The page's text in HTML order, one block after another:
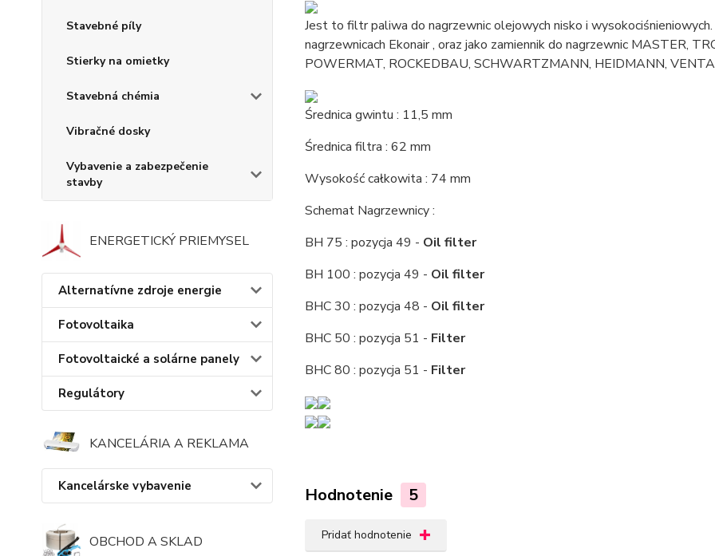
Stavebné píly
Stierky na omietky
Stavebná chémia
Vibračné dosky
Vybavenie a zabezpečenie
stavby
ENERGETICKÝ PRIEMYSEL
Alternatívne zdroje energie
Fotovoltaika
Fotovoltaické a solárne panely
Regulátory
KANCELÁRIA A REKLAMA
Kancelárske vybavenie
OBCHOD A SKLAD
Jest to filtr paliwa do nagrzewnic olejowych nisko i
nagrzewnicach Ekonair , oraz jako zamiennik do nagrzewnic MASTER,
POWERMAT, ROCKEDBAU, SCHWARTZMANN, HEIDMANN,
Średnica gwintu : 11,5 mm
Średnica filtra : 62 mm
Wysokość całkowita : 74 mm
Schemat Nagrzewnicy :
BH 75 : pozycja 49 - Oil filter
BH 100 : pozycja 49 - Oil filter
BHC 30 : pozycja 48 - Oil filter
BHC 50 : pozycja 51 - Filter
BHC 80 : pozycja 51 - Filter
Hodnotenie 5
Pridať hodnotenie